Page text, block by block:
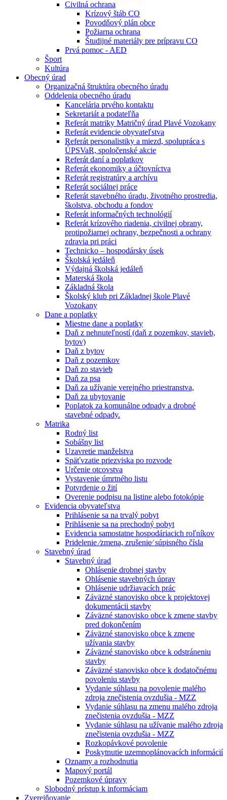
Civilná ochrana
Krízový štáb CO
Povodňový plán obce
Požiarna ochrana
Študijné materiály pre prípravu CO
Prvá pomoc - AED
Šport
Kultúra
Obecný úrad
Organizačná štruktúra obecného úradu
Oddelenia obecného úradu
Kancelária prvého kontaktu
Sekretariát a podateľňa
Referát matriky Matričný úrad Plavé Vozokany
Referát evidencie obyvateľstva
Referát personalistiky a miezd, spolupráca s
ÚPSVaR, spoločenské akcie
Referát daní a poplatkov
Referát ekonomiky a účtovníctva
Referát registratúry a archívu
Referát sociálnej práce
Referát stavebného úradu, životného prostredia,
školstva, obchodu a fondov
Referát informačných technológií
Referát krízového riadenia, civilnej obrany,
protipožiarnej ochrany, bezpečnosti a ochrany
zdravia pri práci
Technicko – hospodársky úsek
Školská jedáleň
Výdajná školská jedáleň
Materská škola
Základná škola
Školský klub pri Základnej škole Plavé
Vozokany
Dane a poplatky
Miestne dane a poplatky
Daň z nehnuteľností (daň z pozemkov, stavieb,
bytov)
Daň z bytov
Daň z pozemkov
Daň zo stavieb
Daň za psa
Daň za užívanie verejného priestranstva,
Daň za ubytovanie
Poplatok za komunálne odpady a drobné
stavebné odpady.
Matrika
Rodný list
Sobášny list
Uzavretie manželstva
Späťvzatie priezviska po rozvode
Určenie otcovstva
Vystavenie úmrtného listu
Potvrdenie o žití
Overenie podpisu na listine alebo fotokópie
Evidencia obyvateľstva
Prihlásenie sa na trvalý pobyt
Prihlásenie sa na prechodný pobyt
Evidencia samostatne hospodáriacich roľníkov
Pridelenie ⁄zmena, zrušenie⁄ súpisného čísla
Stavebný úrad
Stavebný úrad
Ohlásenie drobnej stavby
Ohlásenie stavebných úprav
Ohlásenie udržiavacích prác
Záväzné stanovisko obce k projektovej
dokumentácii stavby
Záväzné stanovisko obce k zmene stavby
pred dokončením
Záväzné stanovisko obce k zmene
užívania stavby
Záväzné stanovisko obce k odstráneniu
stavby
Záväzné stanovisko obce k dodatočnému
povoleniu stavby
Vydanie súhlasu na povolenie malého
zdroja znečistenia ovzdušia - MZZ
Vydanie súhlasu na zmenu malého zdroja
znečistenia ovzdušia - MZZ
Vydanie súhlasu na užívanie malého zdroja
znečistenia ovzdušia - MZZ
Rozkopávkové povolenie
Poskytnutie uzemnoplánovacích informácií
Oznamy a rozhodnutia
Mapový portál
Pozemkové úpravy
Slobodný prístup k informáciam
Zverejňovanie